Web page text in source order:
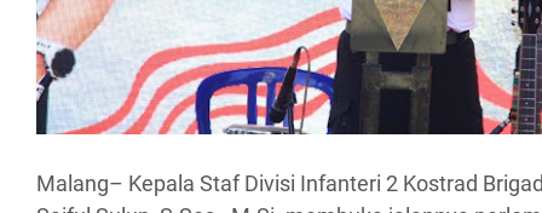
Malang– Kepala Staf Divisi Infanteri 2 Kostrad